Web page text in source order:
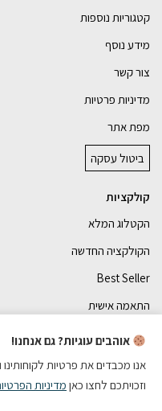
קטגוריות נוספות
מידע נוסף
צור קשר
מדיניות פרטיות
מפת אתר
ביטול עסקה
קולקציות
הקטלוג המלא
הקולקציה החדשה
Best Seller
התאמה אישית
כל
אוהבים עוגיות? גם אנחנו!
אנו מכבדים את פרטיות לקוחותינו
וזכויתכם לחצו כאן מדיניות